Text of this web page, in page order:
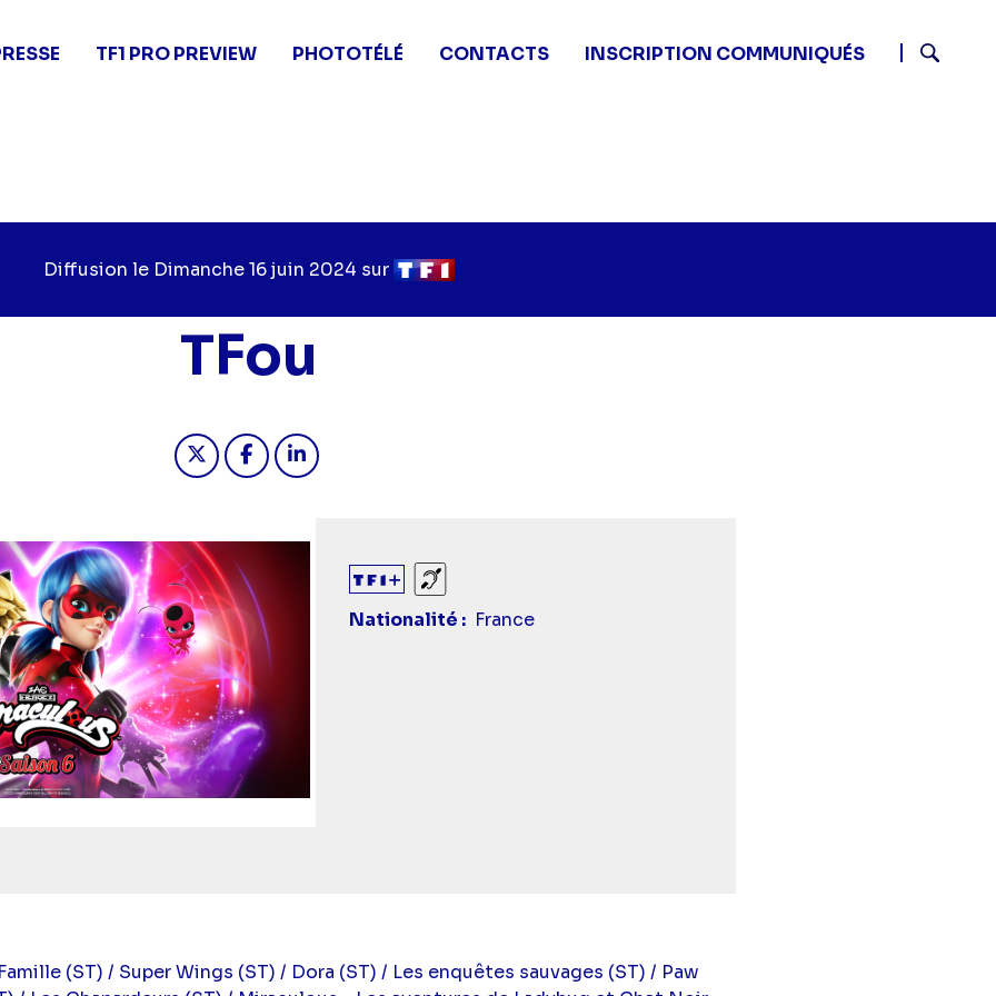
TF1 PRO PREVIEW PHOTOTÉLÉ CONTACTS
INSCRIPTION COMMUNIQUÉS
Diffusion le Jour
diffusion
Dimanche 16 juin 2024 surChaîne
diffusion
TFou
Partager "2024-06-16 06:00 - TFou - Dimanche" sur twitter
Partager "2024-06-16 06:00 - TFou - Dimanche" sur facebook
Sourds et malentendants
Nationalité
France
(ST) / Super Wings (ST) / Dora (ST) / Les enquêtes sauvages (ST) / Paw